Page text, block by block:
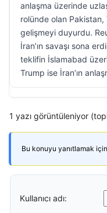
anlaşma üzerinde
rolünde olan
gelişmeyi duyurdu.
İran’ın savaşı sona
teklifin İslamabad
Trump ise İran’ın
1 yazı görüntüleniyor
Bu konuyu yanıtlamak için
Kullanıcı adı: